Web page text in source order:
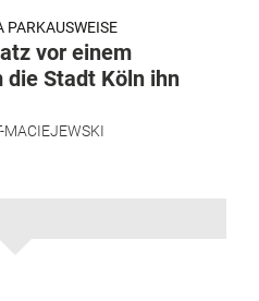
PARKAUSWEISE
vor einem
die Stadt Köln ihn
MACIEJEWSKI